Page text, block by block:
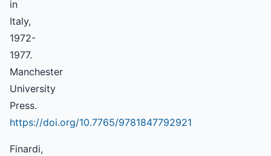
in
Italy,
1972-
1977.
Manchester
University
Press.
https://doi.org/10.7765/9781847792921
Finardi,